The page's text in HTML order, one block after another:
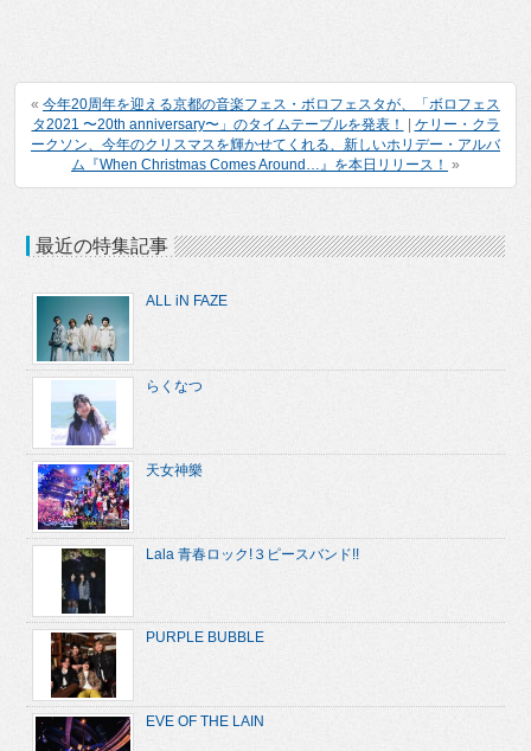
« 今年20周年を迎える京都の音楽フェス・ボロフェスタが、「ボロフェス
タ2021 〜20th anniversary〜」のタイムテーブルを発表！
ケリー・クラ
ークソン、今年のクリスマスを輝かせてくれる、新しいホリデー・アルバ
ム『When Christmas Comes Around…』を本日リリース！ »
最近の特集記事
ALL iN FAZE
らくなつ
天女神樂
Lala 青春ロック!３ピースバンド!!
PURPLE BUBBLE
EVE OF THE LAIN